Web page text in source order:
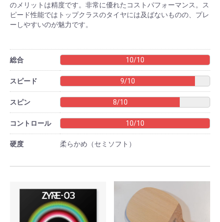
のメリットは精度です。非常に優れたコストパフォーマンス。ス
ピード性能ではトップクラスのタイヤには及ばないものの、プレ
ーしやすいのが魅力です。
総合 10/10
スピード 9/10
スピン 8/10
コントロール 10/10
硬度 柔らかめ（セミソフト）